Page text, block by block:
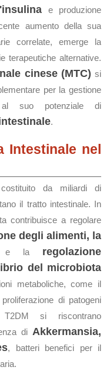
e produzione
aumento della sua
correlate, emerge la
terapeutiche alternative.
cinese (MTC) si
per la gestione
suo potenziale di
.
Intestinale nel
da miliardi di
il tratto intestinale. In
contribuisce a regolare
degli alimenti, la
la regolazione
del microbiota
metaboliche, come il
di patogeni
si riscontrano
di Akkermansia,
, batteri benefici per il